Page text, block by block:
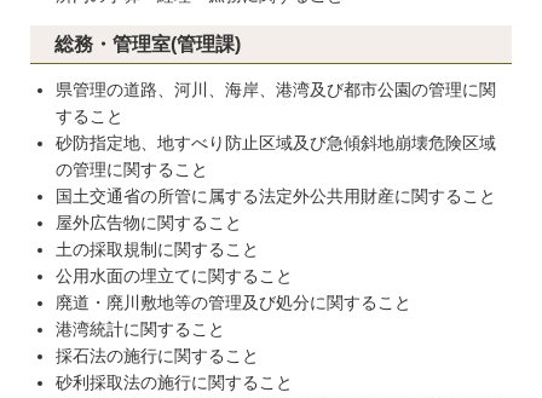
総務・管理室(管理課)
県管理の道路、河川、海岸、港湾及び都市公園の管理に関
すること
砂防指定地、地すべり防止区域及び急傾斜地崩壊危険区域
の管理に関すること
国土交通省の所管に属する法定外公共用財産に関すること
屋外広告物に関すること
土の採取規制に関すること
公用水面の埋立てに関すること
廃道・廃川敷地等の管理及び処分に関すること
港湾統計に関すること
採石法の施行に関すること
砂利採取法の施行に関すること